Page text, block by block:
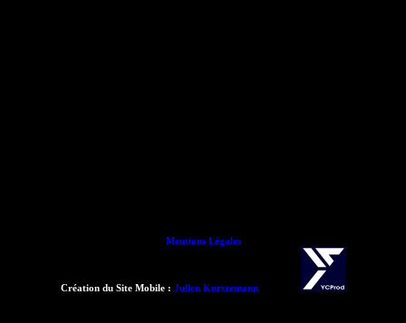
Mentions Légales
Création du Site Mobile : Julien Kurtzemann- 2015 -